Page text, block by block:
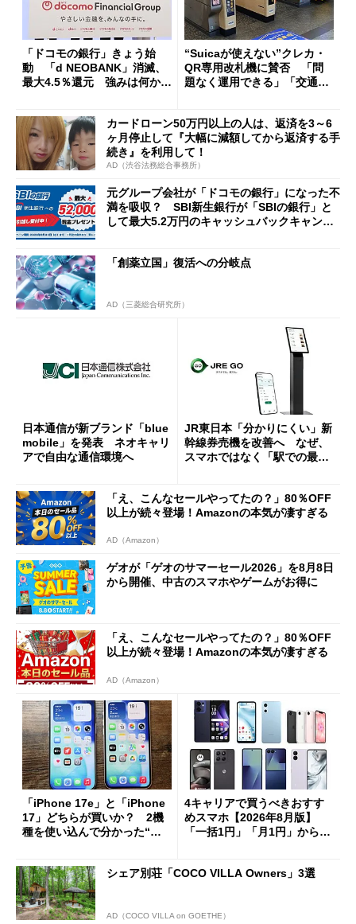
「ドコモの銀行」きょう始
動 「d NEOBANK」消滅、
最大4.5％還元 強みは何か解
“Suicaが使えない”クレカ・
QR専用改札機に賛否 「問
題なく運用できる」「交通系I
カードローン50万円以上の人は、返済を3～6
ヶ月停止して『大幅に減額してから返済する手
続き』を利用して！
AD（渋谷法務総合事務所）
元グループ会社が「ドコモの銀行」になった不
満を吸収？ SBI新生銀行が「SBIの銀行」と
して最大5.2万円のキャッシュバックキャンペ
「創薬立国」復活への分岐点
AD（三菱総合研究所）
日本通信が新ブランド「blue
mobile」を発表 ネオキャリ
アで自由な通信環境へ
JR東日本「分かりにくい」新
幹線券売機を改善へ なぜ、
スマホではなく「駅での最短
「え、こんなセールやってたの？」80％OFF
以上が続々登場！Amazonの本気が凄すぎる
AD（Amazon）
ゲオが「ゲオのサマーセール2026」を8月8日
から開催、中古のスマホやゲームがお得に
「え、こんなセールやってたの？」80％OFF
以上が続々登場！Amazonの本気が凄すぎる
AD（Amazon）
「iPhone 17e」と「iPhone
17」どちらが買いか？ 2機
種を使い込んで分かった“ス
4キャリアで買うべきおすす
めスマホ【2026年8月版】
「一括1円」「月1円」からお
シェア別荘「COCO VILLA Owners」3選
AD（COCO VILLA on GOETHE）